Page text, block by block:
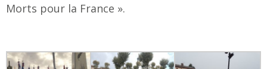
Morts pour la France ».